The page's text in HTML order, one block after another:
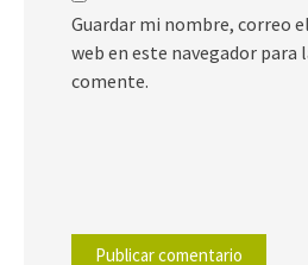
Guardar mi nombre, correo
web en este navegador para
comente.